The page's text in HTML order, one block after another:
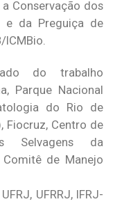
Conservação dos
e da Preguiça de
ICMBio.
do trabalho
Parque Nacional
do Rio de
Fiocruz, Centro de
Selvagens da
de Manejo
UFRRJ, IFRJ-